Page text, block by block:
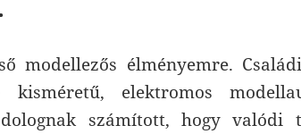
modellezős élményemre.
kisméretű, elektromos
számított, hogy valódi